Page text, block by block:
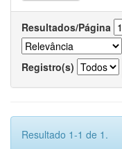
Resultados/Página
Registro(s)
Resultado 1-1 de 1.